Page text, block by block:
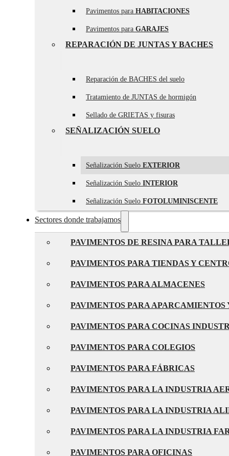
Pavimentos para HABITACIONES
Pavimentos para GARAJES
REPARACIÓN DE JUNTAS Y BACHES
Reparación de BACHES del suelo
Tratamiento de JUNTAS de hormigón
Sellado de GRIETAS y fisuras
SEÑALIZACIÓN SUELO
Señalización Suelo EXTERIOR
Señalización Suelo INTERIOR
Señalización Suelo FOTOLUMINISCENTE
Sectores donde trabajamos
PAVIMENTOS DE RESINA PARA
PAVIMENTOS PARA TIENDAS Y
PAVIMENTOS PARA ALMACENES
PAVIMENTOS PARA APARCAMIENTOS
PAVIMENTOS PARA COCINAS
PAVIMENTOS PARA COLEGIOS
PAVIMENTOS PARA FÁBRICAS
PAVIMENTOS PARA LA INDUSTRIA
PAVIMENTOS PARA LA INDUSTRIA
PAVIMENTOS PARA LA INDUSTRIA
PAVIMENTOS PARA OFICINAS